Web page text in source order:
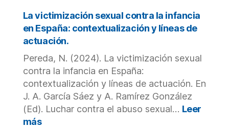
de
los
programas
de
formación
del
profesorado
abuso
La victimización sexual contra la infancia
en España: contextualización y líneas de
actuación.
Pereda, N. (2024). La victimización sexual
contra la infancia en España:
contextualización y líneas de actuación. En
J. A. García Sáez y A. Ramírez González
(Ed). Luchar contra el abuso sexual… Leer
más: